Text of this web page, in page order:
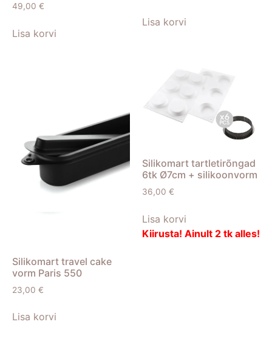
49,00 €
Lisa korvi
Lisa korvi
Silikomart travel cake
vorm Paris 550
23,00 €
Lisa korvi
Silikomart tartletirõngad
6tk Ø7cm + silikoonvorm
36,00 €
Lisa korvi
Kiirusta! Ainult 2 tk alles!